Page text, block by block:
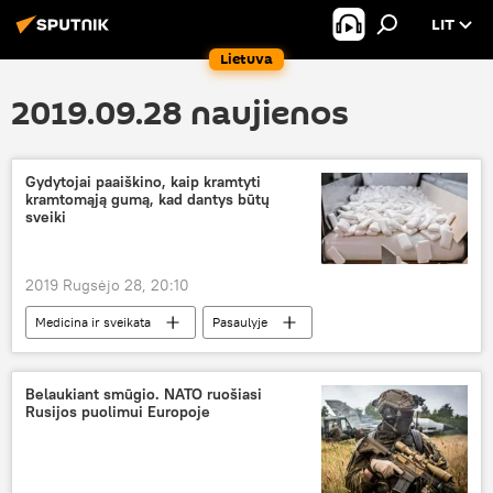
Lietuva
LIT
2019.09.28 naujienos
Gydytojai paaiškino, kaip kramtyti
kramtomąją gumą, kad dantys būtų
sveiki
2019 Rugsėjo 28, 20:10
Medicina ir sveikata
Pasaulyje
Visuomenė
sveikata dantys
Belaukiant smūgio. NATO ruošiasi
Rusijos puolimui Europoje